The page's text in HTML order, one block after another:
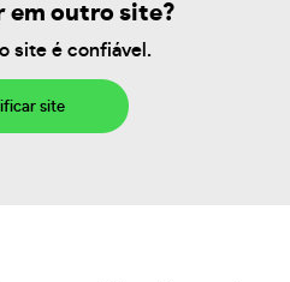
em outro site?
site é confiável.
site